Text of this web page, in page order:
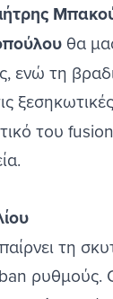
θα
ενώ τη
του
τη
ρυθμούς.